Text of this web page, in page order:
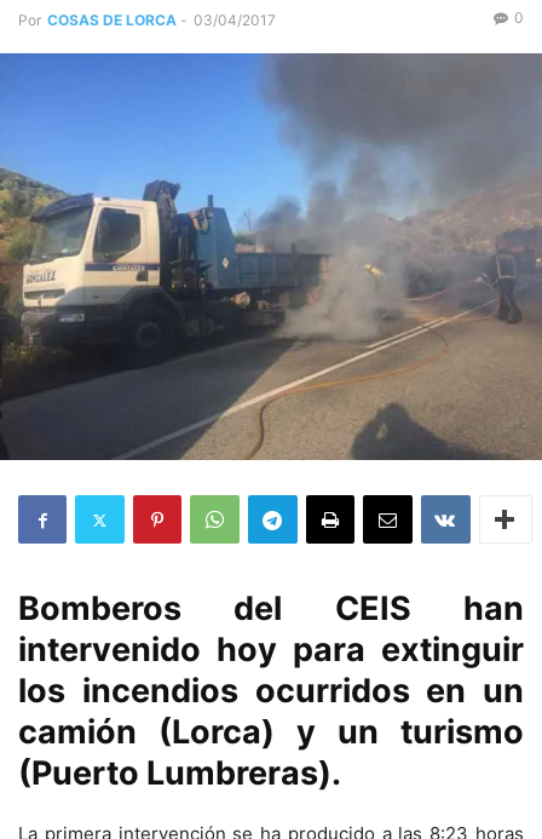
Por COSAS DE LORCA - 03/04/2017 0
Bomberos del CEIS han
intervenido hoy para extinguir
los incendios ocurridos en un
camión (Lorca) y un turismo
(Puerto Lumbreras).
La primera intervención se ha producido a las 8:23 horas